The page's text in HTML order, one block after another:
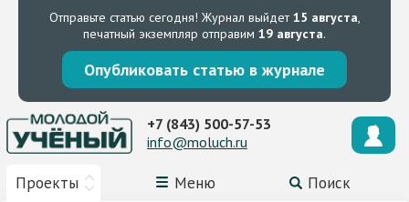
Отправьте статью сегодня! Журнал выйдет15 августа,
печатный экземпляр отправим 19 августа.
Опубликовать статью в журнале
Проекты Меню Поиск
+7 (843) 500-57-53
info@moluch.ru